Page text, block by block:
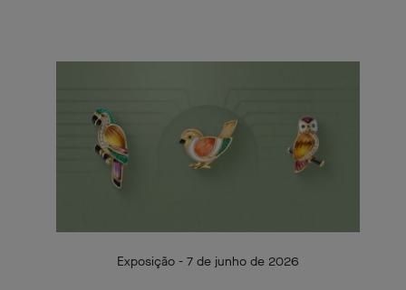
Exposição - 7 de junho de 2026